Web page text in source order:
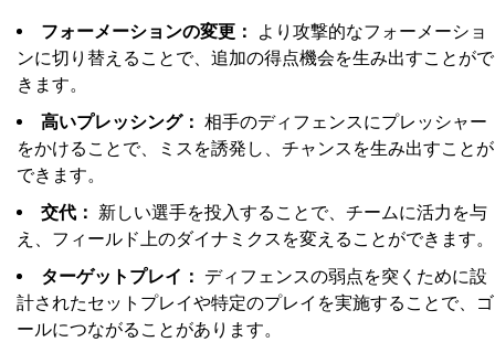
フォーメーションの変更：
より攻撃的なフォーメーショ
ンに切り替えることで、追加の得点機会を生み出すことがで
きます。
高いプレッシング： 相手のディフェンスにプレッシャー
をかけることで、ミスを誘発し、チャンスを生み出すことが
できます。
交代： 新しい選手を投入することで、チームに活力を与
え、フィールド上のダイナミクスを変えることができます。
ターゲットプレイ： ディフェンスの弱点を突くために設
計されたセットプレイや特定のプレイを実施することで、ゴ
ールにつながることがあります。